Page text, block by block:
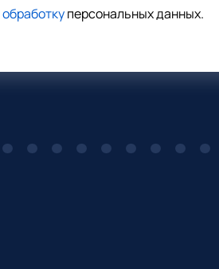
обработкуперсональных данных.